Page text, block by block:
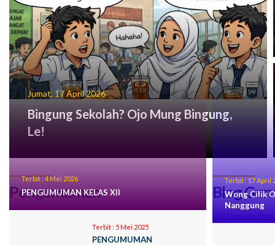
Jumat, 17 April 2026
Bingung Sekolah? Ojo Mung Bingung,
Le!
Pengumuman
Terbit :4 Mei 2026
PENGUMUMAN KELAS XII
Terbit : 5 Mei 2025
PENGUMUMAN
Blog
Terbit : 17 April
Wong Cilik
Nanggung